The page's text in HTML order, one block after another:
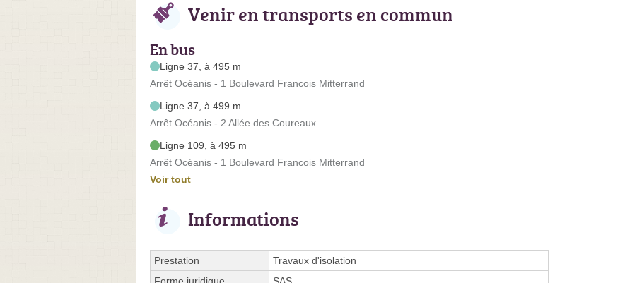
Venir en transports en commun
En bus
Ligne 37, à 495 m
Arrêt Océanis - 1 Boulevard Francois Mitterrand
Ligne 37, à 499 m
Arrêt Océanis - 2 Allée des Coureaux
Ligne 109, à 495 m
Arrêt Océanis - 1 Boulevard Francois Mitterrand
Voir tout
Informations
Prestation
Travaux d'isolation